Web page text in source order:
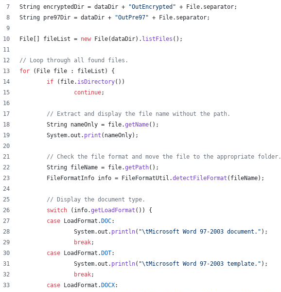
String encryptedDir = dataDir + "OutEncrypted" + File. separator;
String
pre97Dir = dataDir + "OutPre97" + File. separator;
File[] fileList = new File(dataDir). listFiles ();
// Loop through all found files.
for ( File file : fileList ) {
if ( file. isDirectory())
continue;
// Extract and display the file name without the path.
String
nameOnly = file.getName();
System.out . print ( nameOnly);
// Check the file format and move the file to the appropriate folder.
String
fileName = file.getPath();
FileFormatInfo
info = FileFormatUtil .detectFileFormat ( fileName);
// Display the document type.
switch ( info.getLoadFormat ()) {
case
LoadFormat . DOC:
System.out . println( "\tMicrosoft Word 97-2003 document." );
break;
case
LoadFormat . DOT:
System.out . println( "\tMicrosoft Word 97-2003 template." );
break;
case
LoadFormat . DOCX: